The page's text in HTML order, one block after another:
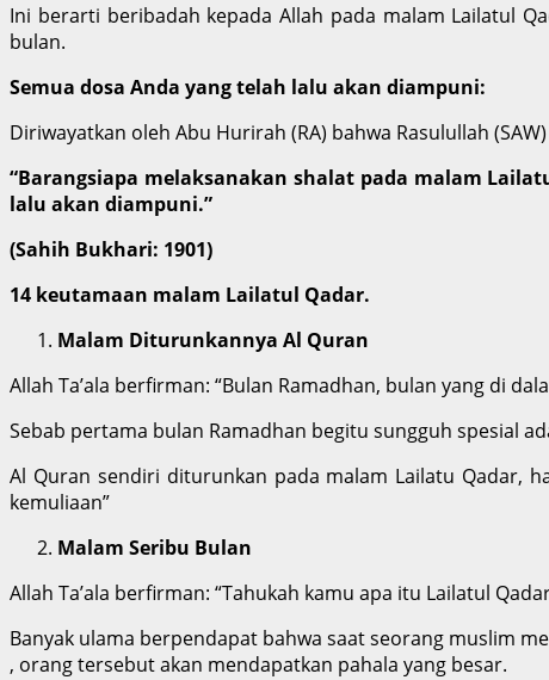
Ini berarti beribadah kepada Allah pada malam Lailatul
bulan.
Semua dosa Anda yang telah lalu akan diampuni:
Diriwayatkan oleh Abu Hurirah (RA) bahwa Rasulullah
“Barangsiapa melaksanakan shalat pada malam
lalu akan diampuni.”
(Sahih Bukhari: 1901)
14 keutamaan malam Lailatul Qadar.
Malam Diturunkannya Al Quran
Allah Ta’ala berfirman: “Bulan Ramadhan, bulan yang di
Sebab pertama bulan Ramadhan begitu sungguh spesial
Al Quran sendiri diturunkan pada malam Lailatu Qadar,
kemuliaan”
Malam Seribu Bulan
Allah Ta’ala berfirman: “Tahukah kamu apa itu Lailatul
Banyak ulama berpendapat bahwa saat seorang muslim
, orang tersebut akan mendapatkan pahala yang besar.